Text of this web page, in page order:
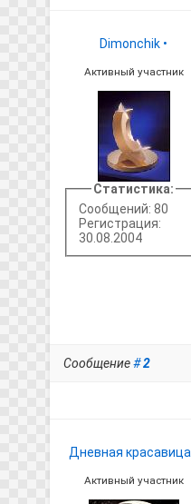
Dimonchik •
Активный участник
Статистика:
Сообщений: 80
Регистрация:
30.08.2004
Сообщение#2
Дневная красавица
Активный участник